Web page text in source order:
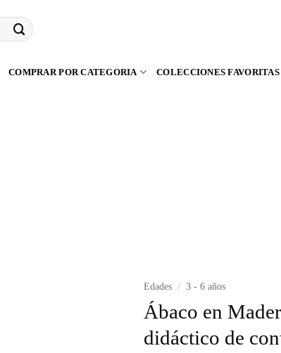
COMPRAR POR CATEGORIA COLECCIONES FAVORITAS
Edades / 3 - 6 años
Ábaco en
didáctico de